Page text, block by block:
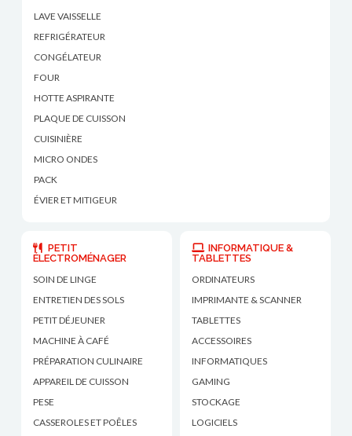
LAVE VAISSELLE
REFRIGÉRATEUR
CONGÉLATEUR
FOUR
HOTTE ASPIRANTE
PLAQUE DE CUISSON
CUISINIÈRE
MICRO ONDES
PACK
ÉVIER ET MITIGEUR
PETIT
ÉLECTROMÉNAGER
SOIN DE LINGE
ENTRETIEN DES SOLS
PETIT DÉJEUNER
MACHINE À CAFÉ
PRÉPARATION CULINAIRE
APPAREIL DE CUISSON
PESE
CASSEROLES ET POÊLES
INFORMATIQUE &
TABLETTES
ORDINATEURS
IMPRIMANTE & SCANNER
TABLETTES
ACCESSOIRES
INFORMATIQUES
GAMING
STOCKAGE
LOGICIELS